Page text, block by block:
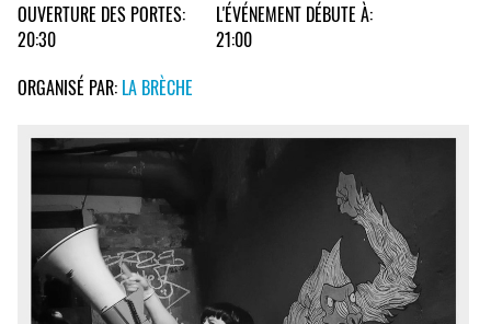
OUVERTURE DES PORTES:
20:30
L'ÉVÉNEMENT DÉBUTE À:
21:00
ORGANISÉ PAR: LA BRÈCHE